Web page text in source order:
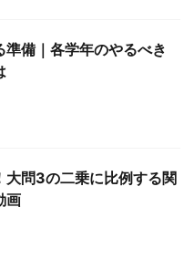
準備｜各学年のやるべき
大問3の二乗に比例する関
画